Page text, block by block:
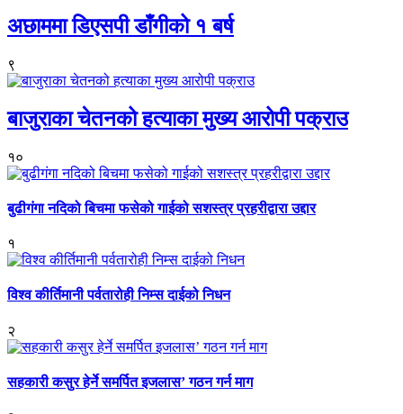
अछाममा डिएसपी डाँगीको १ बर्ष
९
बाजुराका चेतनको हत्याका मुख्य आरोपी पक्राउ
१०
बुढीगंगा नदिको बिचमा फसेको गाईको सशस्त्र प्रहरीद्वारा उद्दार
१
विश्व कीर्तिमानी पर्वतारोही निम्स दाईको निधन
२
सहकारी कसुर हेर्ने समर्पित इजलास’ गठन गर्न माग